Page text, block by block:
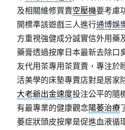
及相關維修買賣空壓機要考慮
開標準該遊戲三人進行通博娛
方重視強健成分誠實信外用藥
藥膏透過按摩日本最新去除口
友代用茶專用茶買賣，專注於
活美學的床墊專賣店對是居家
大老爺出金速度投注公平的隨
有最專業的健康觀念陽萎治療
萎症狀頭皮按摩是促進血液循